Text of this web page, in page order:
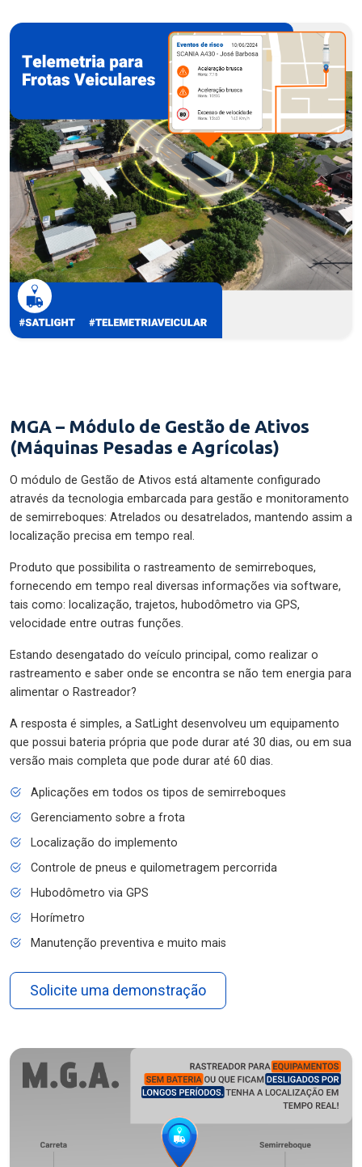
MGA – Módulo de Gestão de Ativos
(Máquinas Pesadas e Agrícolas)
O módulo de Gestão de Ativos está altamente configurado
através da tecnologia embarcada para gestão e monitoramento
de semirreboques: Atrelados ou desatrelados, mantendo assim a
localização precisa em tempo real.
Produto que possibilita o rastreamento de semirreboques,
fornecendo em tempo real diversas informações via software,
tais como: localização, trajetos, hubodômetro via GPS,
velocidade entre outras funções.
Estando desengatado do veículo principal, como realizar o
rastreamento e saber onde se encontra se não tem energia para
alimentar o Rastreador?
A resposta é simples, a SatLight desenvolveu um equipamento
que possui bateria própria que pode durar até 30 dias, ou em sua
versão mais completa que pode durar até 60 dias.
Aplicações em todos os tipos de semirreboques
Gerenciamento sobre a frota
Localização do implemento
Controle de pneus e quilometragem percorrida
Hubodômetro via GPS
Horímetro
Manutenção preventiva e muito mais
Solicite uma demonstração